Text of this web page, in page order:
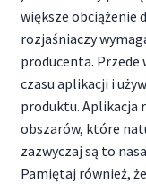
większe obciążenie
rozjaśniaczy
producenta.
czasu aplikacji i
produktu. Aplikacja
obszarów, które
zazwyczaj są to
Pamiętaj również,